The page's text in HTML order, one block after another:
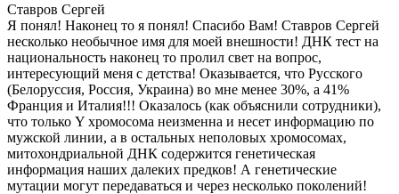
Ставров Сергей
Я понял! Наконец то я понял! Спасибо Вам! Ставров Сергей
несколько необычное имя для моей внешности! ДНК тест на
национальность наконец то пролил свет на вопрос,
интересующий меня с детства! Оказывается, что Русского
(Белоруссия, Россия, Украина) во мне менее 30%, а 41%
Франция и Италия!!! Оказалось (как объяснили сотрудники),
что только Y хромосома неизменна и несет информацию по
мужской линии, а в остальных неполовых хромосомах,
митохондриальной ДНК содержится генетическая
информация наших далеких предков! А генетические
мутации могут передаваться и через несколько поколений!